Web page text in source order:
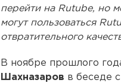
перейти на Rutube, но
могут пользоваться
отвратительного
В ноябре прошлого
Шахназаров в беседе